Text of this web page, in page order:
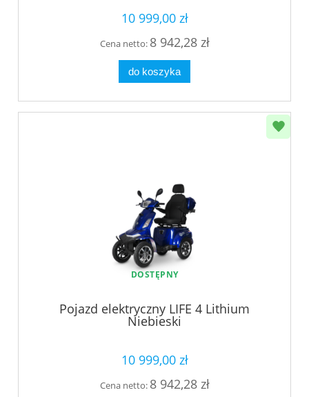
10 999,00 zł
Cena netto: 8 942,28 zł
do koszyka
DOSTĘPNY
Pojazd elektryczny LIFE 4 Lithium
Niebieski
10 999,00 zł
Cena netto: 8 942,28 zł